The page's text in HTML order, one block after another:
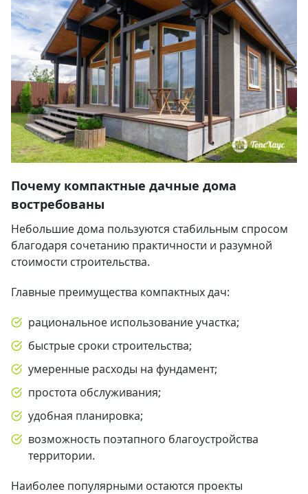
Почему компактные дачные дома
востребованы
Небольшие дома пользуются стабильным спросом
благодаря сочетанию практичности и разумной
стоимости строительства.
Главные преимущества компактных дач:
рациональное использование участка;
быстрые сроки строительства;
умеренные расходы на фундамент;
простота обслуживания;
удобная планировка;
возможность поэтапного благоустройства
территории.
Наиболее популярными остаются проекты